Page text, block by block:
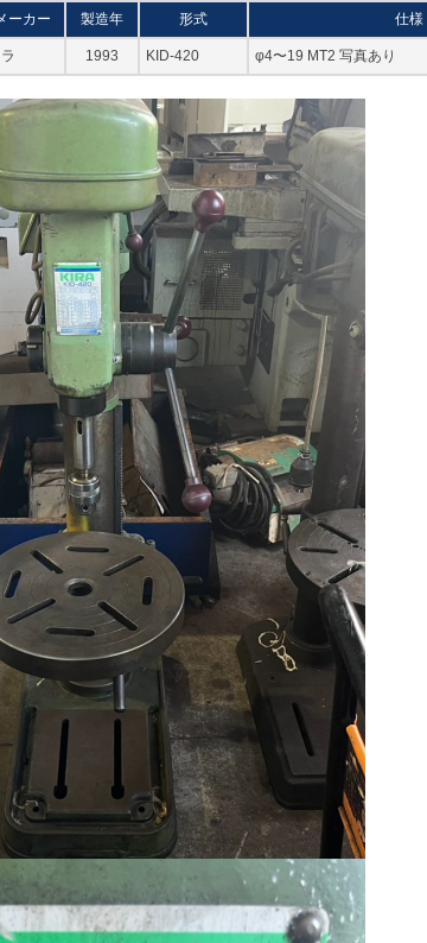
ーカー 製造年 形式 仕様
1993 KID-420 φ4〜19 MT2 写真あり